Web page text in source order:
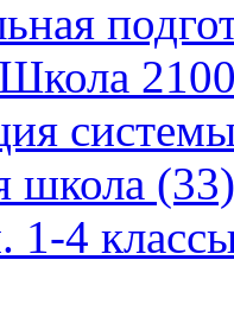
школа (33)
1-4